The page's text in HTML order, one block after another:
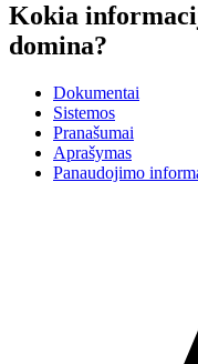
Kokia
domina?
Dokumentai
Sistemos
Pranašumai
Aprašymas
Panaudojimo